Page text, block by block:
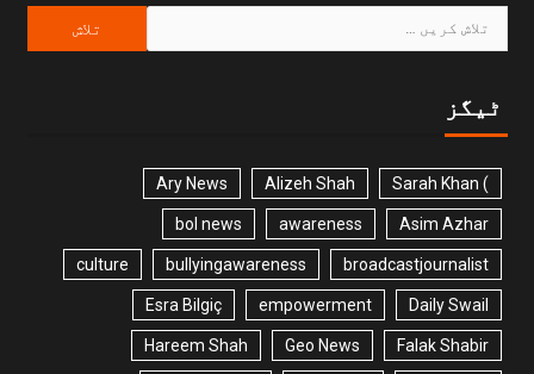
ٹیگز
) Sarah Khan
Alizeh Shah
Ary News
Asim Azhar
awareness
bol news
broadcastjournalist
bullyingawareness
culture
Daily Swail
empowerment
Esra Bilgiç
Falak Shabir
Geo News
Hareem Shah